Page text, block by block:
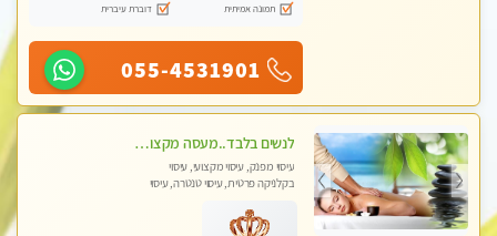
תמונה אמיתית
דוברת עיברית
055-4531901
לנשים בלבד..מעסה מקצועי לנשים בלבד
עיסוי מפנק, עיסוי מקצועי, עיסוי
בקלניקה פרטית, עיסוי טנטרה, עיסוי